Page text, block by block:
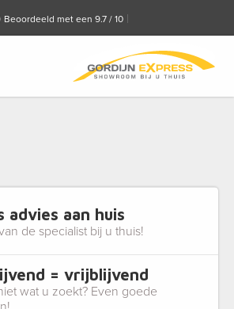
Beoordeeld met een 9.7 / 10
advies aan huis
de specialist bij u thuis!
= vrijblijvend
wat u zoekt? Even goede